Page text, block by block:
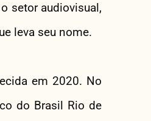
setor audiovisual,
leva seu nome.
em 2020. No
do Brasil Rio de